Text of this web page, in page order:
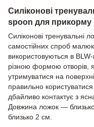
Силіконові
spoon для прикорму
Силіконові тренувальні
самостійних спроб
використовуються в
різною формою отворів,
утримуватися на
правильно
дбайливо контактує з
Довжина ложок —
близько 2 см.